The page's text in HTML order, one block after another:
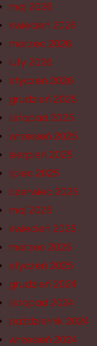
maj 2026
kwiecień 2026
marzec 2026
luty 2026
styczeń 2026
grudzień 2025
listopad 2025
wrzesień 2025
sierpień 2025
lipiec 2025
czerwiec 2025
maj 2025
kwiecień 2025
marzec 2025
styczeń 2025
grudzień 2024
listopad 2024
październik 2024
wrzesień 2024